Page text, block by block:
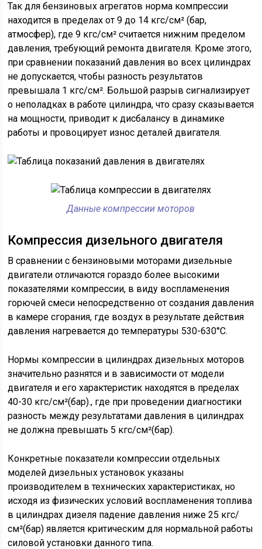
Так для бензиновых агрегатов норма компрессии
находится в пределах от 9 до 14 кгс/см² (бар,
атмосфер), где 9 кгс/см² считается нижним пределом
давления, требующий ремонта двигателя. Кроме этого,
при сравнении показаний давления во всех цилиндрах
не допускается, чтобы разность результатов
превышала 1 кгс/см². Большой разрыв сигнализирует
о неполадках в работе цилиндра, что сразу сказывается
на мощности, приводит к дисбалансу в динамике
работы и провоцирует износ деталей двигателя.
Данные компрессии моторов
Компрессия дизельного двигателя
В сравнении с бензиновыми моторами дизельные
двигатели отличаются гораздо более высокими
показателями компрессии, в виду воспламенения
горючей смеси непосредственно от создания давления
в камере сгорания, где воздух в результате действия
давления нагревается до температуры 530-630°С.
Нормы компрессии в цилиндрах дизельных моторов
значительно разнятся и в зависимости от модели
двигателя и его характеристик находятся в пределах
40-30 кгс/см²(бар)., где при проведении диагностики
разность между результатами давления в цилиндрах
не должна превышать 5 кгс/см²(бар).
Конкретные показатели компрессии отдельных
моделей дизельных установок указаны
производителем в технических характеристиках, но
исходя из физических условий воспламенения топлива
в цилиндрах дизеля падение давления ниже 25 кгс/
см²(бар) является критическим для нормальной работы
силовой установки данного типа.